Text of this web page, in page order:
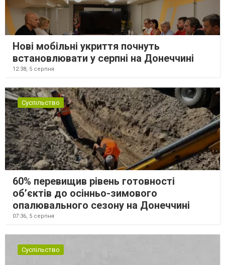
Нові мобільні укриття почнуть
встановлювати у серпні на Донеччині
12:38, 5 серпня
Суспільство
60% перевищив рівень готовності
об’єктів до осінньо-зимового
опалювального сезону на Донеччині
07:36, 5 серпня
Суспільство